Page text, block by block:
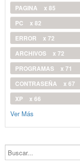
PAGINA
x 85
PC
x 82
ERROR
x 72
ARCHIVOS
x 72
PROGRAMAS
x 71
CONTRASEÑA
x 67
XP
x 66
Ver Más
Buscar...